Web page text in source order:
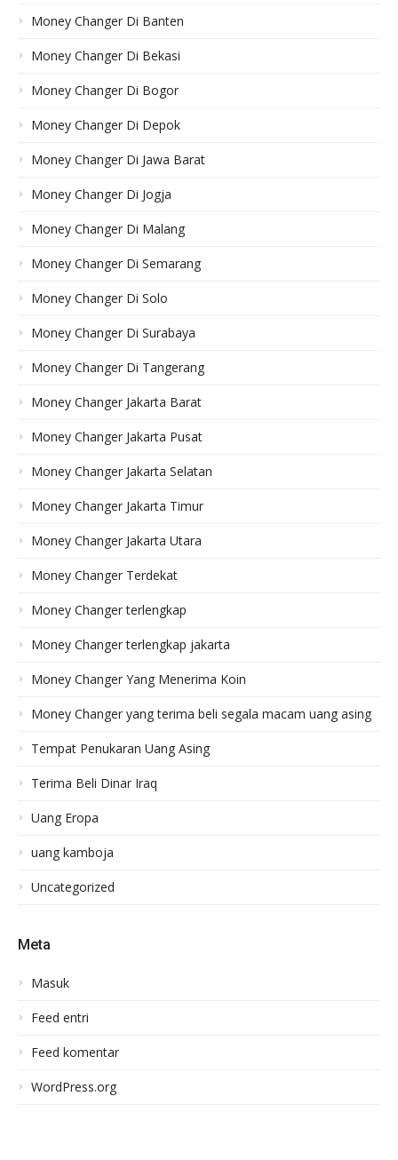
Money Changer Di Banten
Money Changer Di Bekasi
Money Changer Di Bogor
Money Changer Di Depok
Money Changer Di Jawa Barat
Money Changer Di Jogja
Money Changer Di Malang
Money Changer Di Semarang
Money Changer Di Solo
Money Changer Di Surabaya
Money Changer Di Tangerang
Money Changer Jakarta Barat
Money Changer Jakarta Pusat
Money Changer Jakarta Selatan
Money Changer Jakarta Timur
Money Changer Jakarta Utara
Money Changer Terdekat
Money Changer terlengkap
Money Changer terlengkap jakarta
Money Changer Yang Menerima Koin
Money Changer yang terima beli segala macam uang asing
Tempat Penukaran Uang Asing
Terima Beli Dinar Iraq
Uang Eropa
uang kamboja
Uncategorized
Meta
Masuk
Feed entri
Feed komentar
WordPress.org